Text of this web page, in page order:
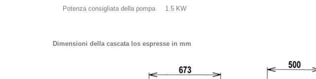
Potenza consigliata della pompa 1.5 KW
Dimensioni della cascata Ios espresse in mm